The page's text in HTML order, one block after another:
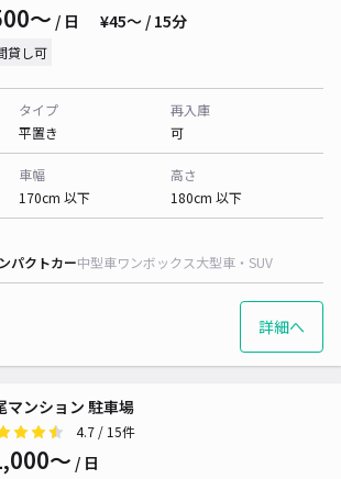
〜 / 日 ¥45〜 / 15分
貸し可
タイプ
平置き
再入庫
可
車幅
170cm 以下
高さ
180cm 以下
パクトカー中型車ワンボックス大型車・SUV
詳細へ
マンション 駐車場
4.7 / 15件
〜 / 日